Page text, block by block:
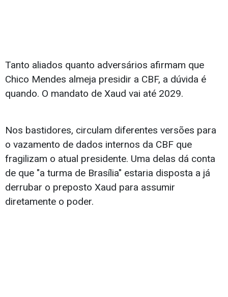
Tanto aliados quanto adversários afirmam que
Chico Mendes almeja presidir a CBF, a dúvida é
quando. O mandato de Xaud vai até 2029.
Nos bastidores, circulam diferentes versões para
o vazamento de dados internos da CBF que
fragilizam o atual presidente. Uma delas dá conta
de que "a turma de Brasília" estaria disposta a já
derrubar o preposto Xaud para assumir
diretamente o poder.